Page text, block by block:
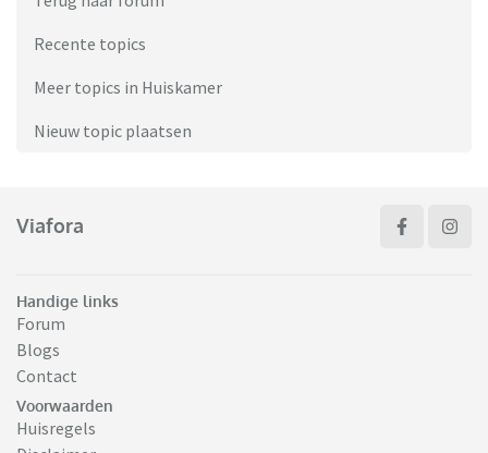
Recente topics
Meer topics in Huiskamer
Nieuw topic plaatsen
Viafora
Handige links
Forum
Blogs
Contact
Voorwaarden
Huisregels